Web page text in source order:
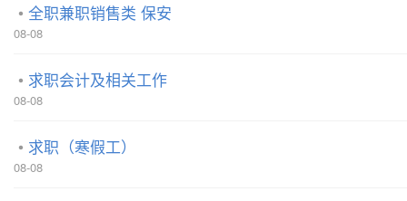
全职兼职销售类 保安
08-08
求职会计及相关工作
08-08
求职（寒假工）
08-08